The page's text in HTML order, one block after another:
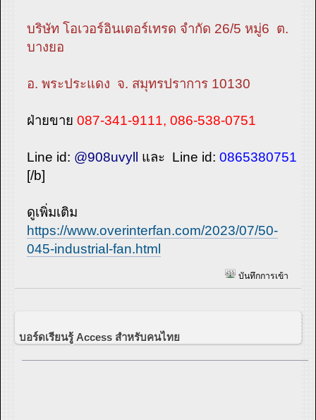
บริษัท โอเวอร์อินเตอร์เทรด จํากัด 26/5 หมู่6 ต.
บางยอ
อ. พระประแดง จ. สมุทรปราการ 10130
ฝ่ายขาย087-341-9111, 086-538-0751
Line id: @908uvyll และ Line id:0865380751
[/b]
ดูเพิ่มเติม
https://www.overinterfan.com/2023/07/50-
045-industrial-fan.html
บันทึกการเข้า
บอร์ดเรียนรู้ Access สำหรับคนไทย